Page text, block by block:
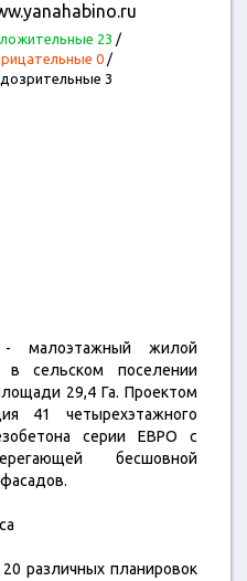
23 /
0/
3
малоэтажный жилой
в сельском поселении
29,4 Га. Проектом
41 четырехэтажного
серии ЕВРО с
бесшовной
различных планировок